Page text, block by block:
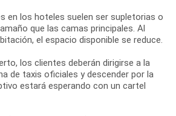
en los hoteles suelen ser supletorias o
que las camas principales. Al
el espacio disponible se reduce.
los clientes deberán dirigirse a la
de taxis oficiales y descender por la
estará esperando con un cartel